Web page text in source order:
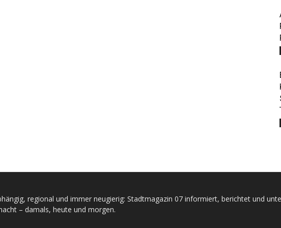
regional und immer neugierig: Stadtmagazin 07 informiert, berichtet und
– damals, heute und morgen.